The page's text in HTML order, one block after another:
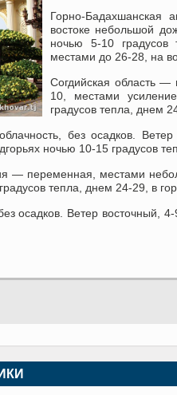
Горно-Бадахшанская
востоке небольшой
ночью 5-10
местами до 26-28, на
Согдийская область —
10, местами
градусов тепла, днем
без осадков.
ночью 10-15 градусов
— переменная, местами
тепла, днем 24-29, в
осадков. Ветер восточный,